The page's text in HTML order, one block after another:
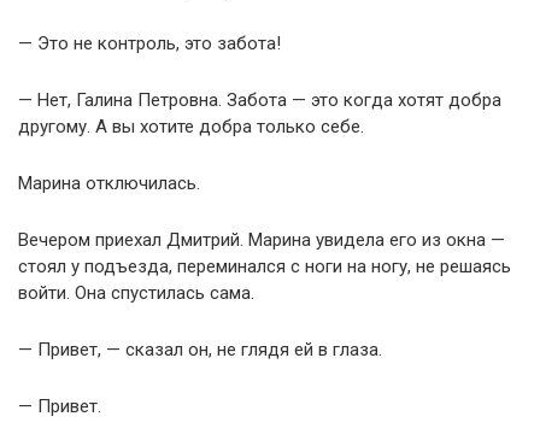
— Это не контроль, это забота!
— Нет, Галина Петровна. Забота — это когда хотят добра
другому. А вы хотите добра только себе.
Марина отключилась.
Вечером приехал Дмитрий. Марина увидела его из окна —
стоял у подъезда, переминался с ноги на ногу, не решаясь
войти. Она спустилась сама.
— Привет, — сказал он, не глядя ей в глаза.
— Привет.